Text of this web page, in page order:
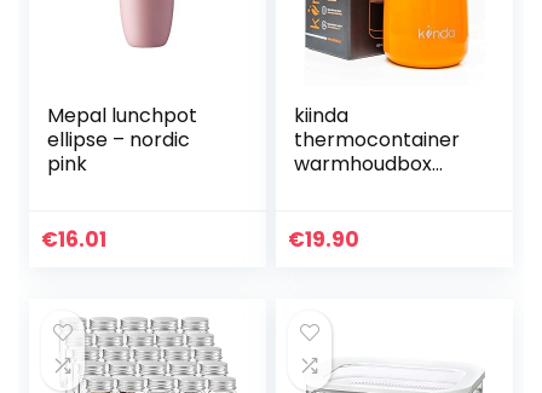
Mepal lunchpot
ellipse – nordic
pink
€16.01
kiinda
thermocontainer
warmhoudbox
verwarmingsconta
warme…
€19.90